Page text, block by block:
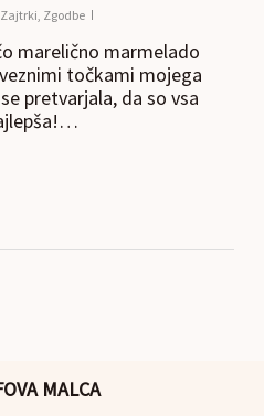
Zajtrki, Zgodbe
marelično marmelado
točkami mojega
pretvarjala, da so vsa
MALCA